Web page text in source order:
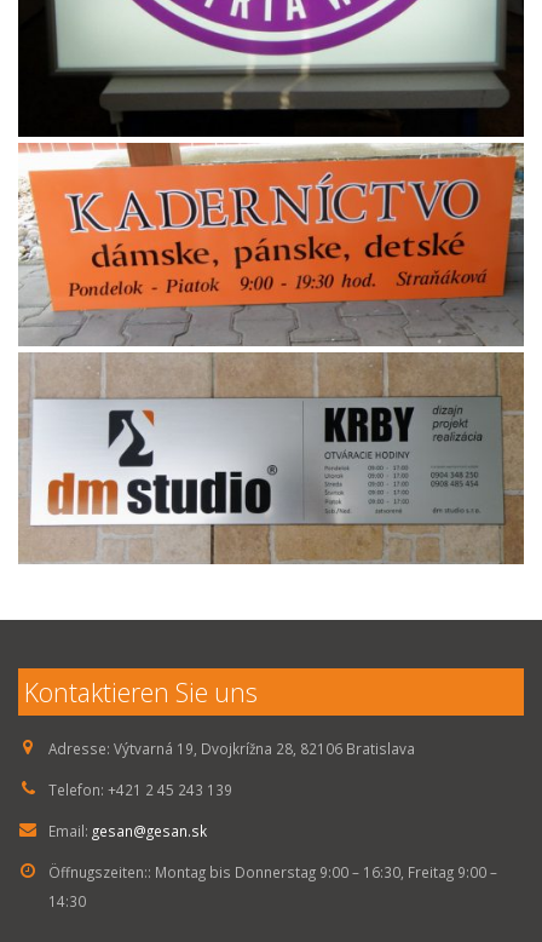
Kontaktieren Sie uns
Adresse: Výtvarná 19, Dvojkrížna 28, 82106 Bratislava
Telefon: +421 2 45 243 139
Email: gesan@gesan.sk
Öffnugszeiten:: Montag bis Donnerstag 9:00 – 16:30, Freitag 9:00 –
14:30